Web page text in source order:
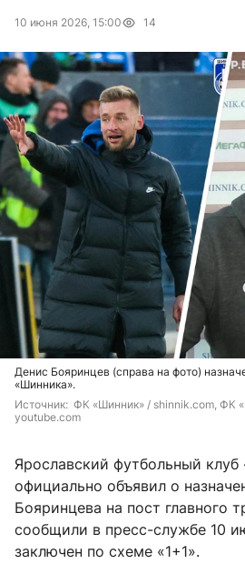
10 июня 2026, 15:00 14
Денис Бояринцев (справа на фото)
«Шинника».
Источник: ФК «Шинник» / shinnik.com, ФК
youtube.com
Ярославский футбольный
официально объявил о
Бояринцева на пост главного
сообщили в пресс-службе 10
заключен по схеме «1+1».